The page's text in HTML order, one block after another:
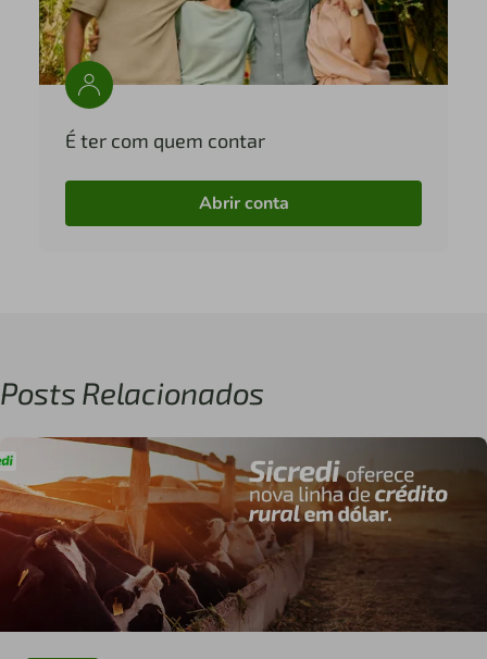
É ter com quem contar
Abrir conta
Posts Relacionados